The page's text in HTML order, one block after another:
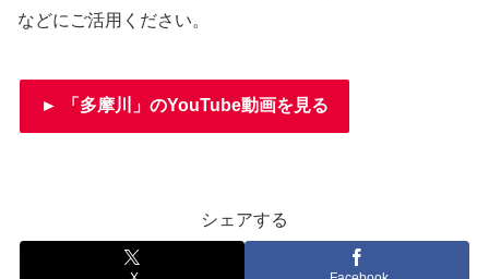
などにご活用ください。
► 「多摩川」のYouTube動画を見る
シェアする